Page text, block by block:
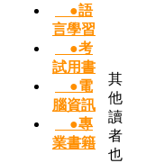
●語
言學習
●考
試用書
●電
腦資訊
●專
業書籍
其
他
讀
者
也